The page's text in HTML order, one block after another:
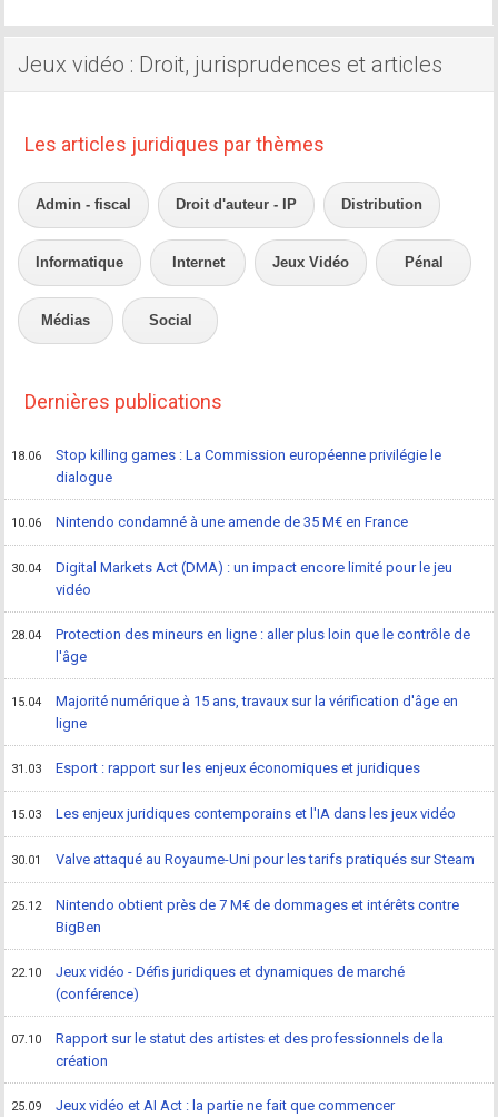
Jeux vidéo : Droit, jurisprudences et articles
Les articles juridiques par thèmes
Admin - fiscal Droit d'auteur - IP Distribution
Informatique Internet Jeux Vidéo Pénal
Médias Social
Dernières publications
18.06
Stop killing games : La Commission européenne privilégie le
dialogue
10.06 Nintendo condamné à une amende de 35 M€ en France
30.04
Digital Markets Act (DMA) : un impact encore limité pour le jeu
vidéo
28.04
Protection des mineurs en ligne : aller plus loin que le contrôle de
l'âge
15.04
Majorité numérique à 15 ans, travaux sur la vérification d'âge en
ligne
31.03 Esport : rapport sur les enjeux économiques et juridiques
15.03 Les enjeux juridiques contemporains et l'IA dans les jeux vidéo
30.01 Valve attaqué au Royaume-Uni pour les tarifs pratiqués sur Steam
25.12
Nintendo obtient près de 7 M€ de dommages et intérêts contre
BigBen
22.10
Jeux vidéo - Défis juridiques et dynamiques de marché
(conférence)
07.10
Rapport sur le statut des artistes et des professionnels de la
création
25.09 Jeux vidéo et AI Act : la partie ne fait que commencer